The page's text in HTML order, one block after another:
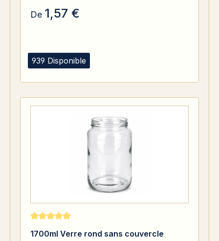
939 Disponible
De 1,57 €
1700ml Verre rond sans couvercle